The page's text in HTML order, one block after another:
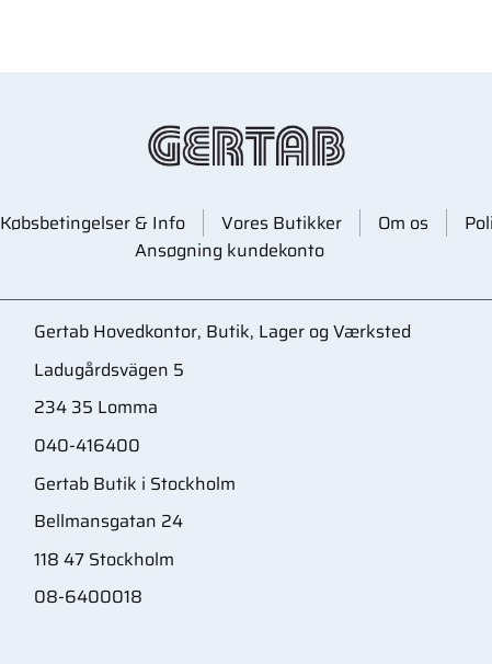
Købsbetingelser & Info Vores Butikker Om os
Ansøgning kundekonto
Gertab Hovedkontor, Butik, Lager og Værksted
Ladugårdsvägen 5
234 35 Lomma
040-416400
Gertab Butik i Stockholm
Bellmansgatan 24
118 47 Stockholm
08-6400018